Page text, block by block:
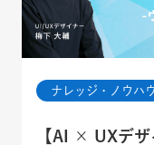
ナレッジ・ノウハウ
【AI × UXデ